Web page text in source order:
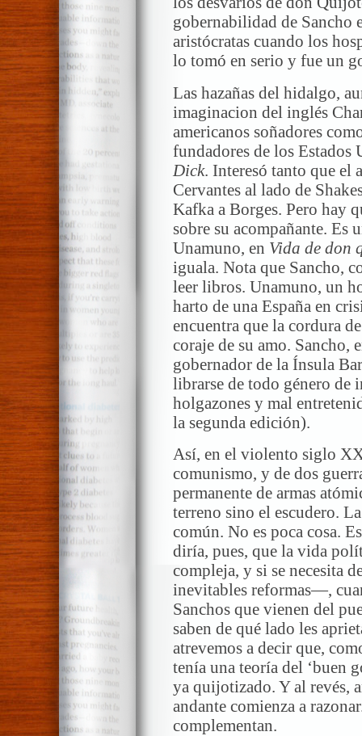
gobernabilidad de Sancho
aristócratas cuando los
lo tomó en serio y fue un
Las hazañas del hidalgo,
imaginacion del inglés
americanos soñadores
fundadores de los
Dick. Interesó tanto que el
Cervantes al lado de
Kafka a Borges. Pero hay
sobre su acompañante.
Unamuno, en Vida de don
iguala. Nota que Sancho,
leer libros. Unamuno, un
harto de una España en
encuentra que la cordura
coraje de su amo. Sancho,
gobernador de la Ínsula
librarse de todo género de
holgazones y mal
la segunda edición).
Así, en el violento siglo
comunismo, y de dos
permanente de armas
terreno sino el escudero.
común. No es poca cosa.
diría, pues, que la vida
compleja, y si se necesita
inevitables reformas—,
Sanchos que vienen del
saben de qué lado les
atrevemos a decir que,
tenía una teoría del ‘buen
ya quijotizado. Y al revés,
andante comienza a
complementan.